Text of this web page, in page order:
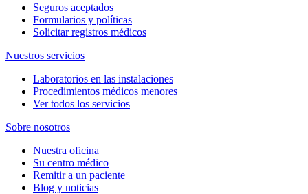
Seguros aceptados
Formularios y políticas
Solicitar registros médicos
Nuestros servicios
Laboratorios en las instalaciones
Procedimientos médicos menores
Ver todos los servicios
Sobre nosotros
Nuestra oficina
Su centro médico
Remitir a un paciente
Blog y noticias